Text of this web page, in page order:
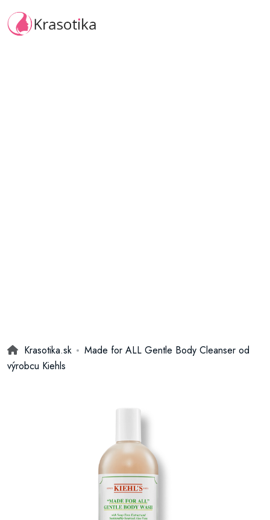
Krasotika.sk
Made for ALL Gentle Body Cleanser od
výrobcu Kiehls